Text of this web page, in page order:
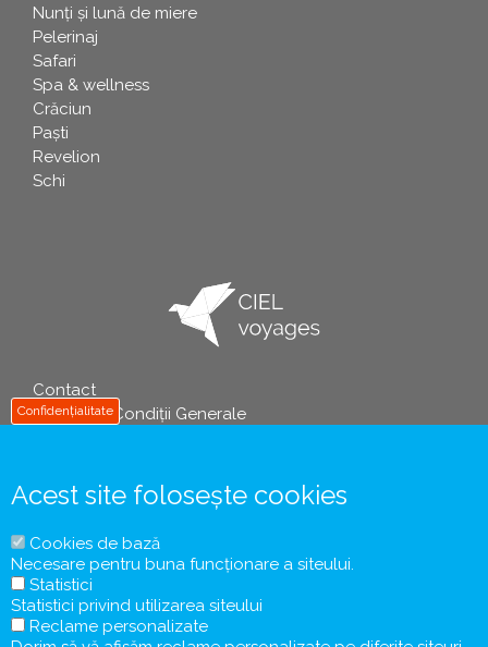
Nunți și lună de miere
Pelerinaj
Safari
Spa & wellness
Crăciun
Paşti
Revelion
Schi
info
Contact
Termeni și Condiții Generale
Turistului
Contract de Comercializare a Pachetelor de Servicii
Tichete / Vouchere de Vacanță
Coronavirus COVID-19
Protecția Consumatorului
Confidențialitate
Acest site folosește cookies
Cookies de bază
Necesare pentru buna funcționare a siteului.
Statistici
Statistici privind utilizarea siteului
Reclame personalizate